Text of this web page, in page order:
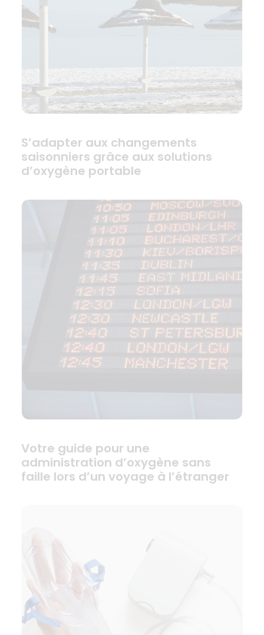
S’adapter aux changements
saisonniers grâce aux solutions
d’oxygène portable
Votre guide pour une
administration d’oxygène sans
faille lors d’un voyage à l’étranger